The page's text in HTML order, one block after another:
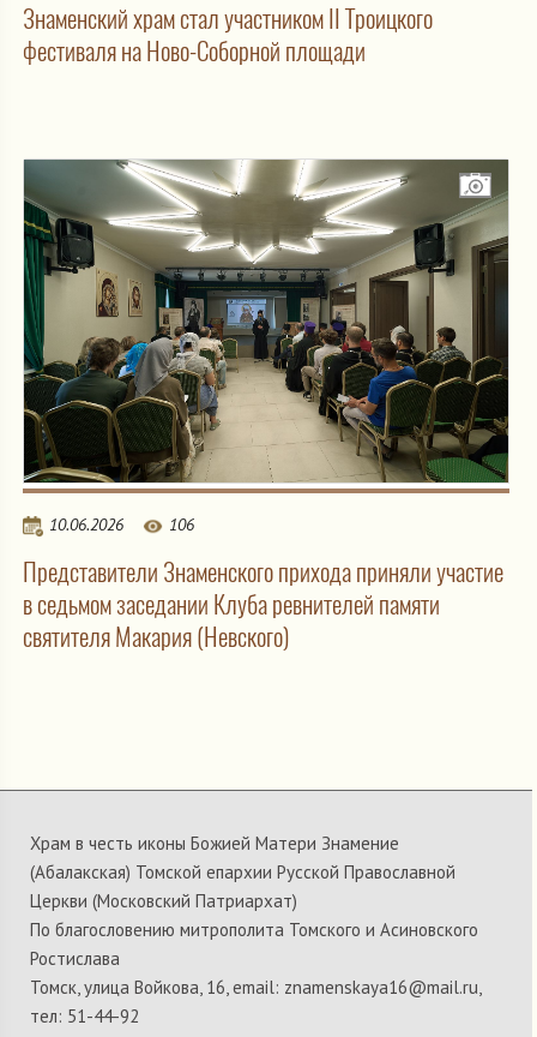
Знаменский храм стал участником II Троицкого
фестиваля на Ново-Соборной площади
10.06.2026 106
Представители Знаменского прихода приняли участие
в седьмом заседании Клуба ревнителей памяти
святителя Макария (Невского)
Храм в честь иконы Божией Матери Знамение
(Абалакская) Томской епархии Русской Православной
Церкви (Московский Патриархат)
По благословению митрополита Томского и Асиновского
Ростислава
Томск, улица Войкова, 16, email: znamenskaya16@mail.ru,
тел: 51-44-92